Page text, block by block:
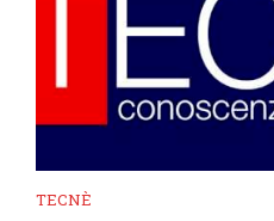
TECNÈ